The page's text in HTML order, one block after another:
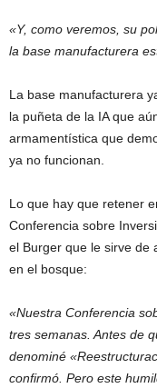
«Y, como veremos, su
la base manufacturera
La base manufacturera
la puñeta de la IA que
armamentística que
ya no funcionan.
Lo que hay que retener
Conferencia sobre
el Burger que le sirve de
en el bosque:
«Nuestra Conferencia
tres semanas. Antes de
denominé
confirmó. Pero este